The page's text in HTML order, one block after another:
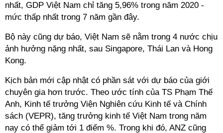
nhất, GDP Việt Nam chỉ tăng 5,96% trong năm 2020 -
mức thấp nhất trong 7 năm gần đây.
Bộ này cũng dự báo, Việt Nam sẽ nằm trong 4 nước chịu
ảnh hưởng nặng nhất, sau Singapore, Thái Lan và Hong
Kong.
Kịch bản mới cập nhật có phần sát với dự báo của giới
chuyên gia hơn trước. Theo ước tính của TS Phạm Thế
Anh, Kinh tế trưởng Viện Nghiên cứu Kinh tế và Chính
sách (VEPR), tăng trưởng kinh tế Việt Nam trong năm
nay có thể giảm tới 1 điểm %. Trong khi đó, ANZ cũng